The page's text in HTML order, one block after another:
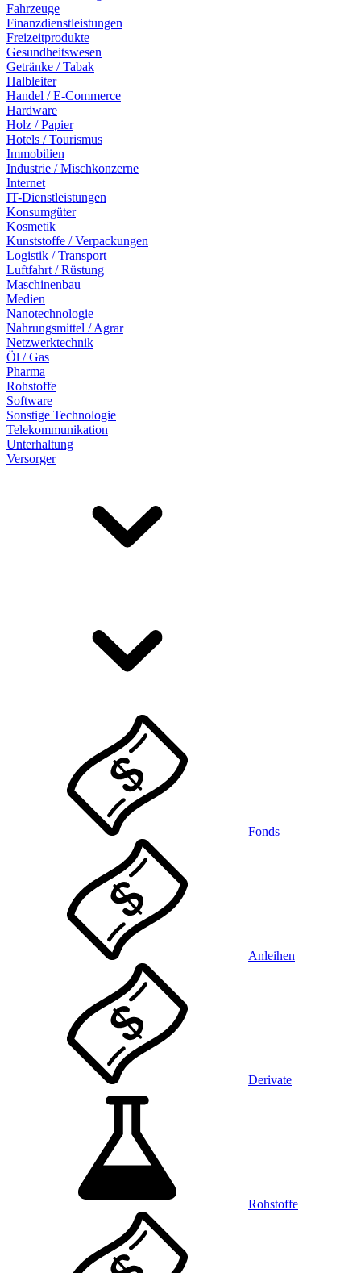
Fahrzeuge
Finanzdienstleistungen
Freizeitprodukte
Gesundheitswesen
Getränke / Tabak
Halbleiter
Handel / E-Commerce
Hardware
Holz / Papier
Hotels / Tourismus
Immobilien
Industrie / Mischkonzerne
Internet
IT-Dienstleistungen
Konsumgüter
Kosmetik
Kunststoffe / Verpackungen
Logistik / Transport
Luftfahrt / Rüstung
Maschinenbau
Medien
Nanotechnologie
Nahrungsmittel / Agrar
Netzwerktechnik
Öl / Gas
Pharma
Rohstoffe
Software
Sonstige Technologie
Telekommunikation
Unterhaltung
Versorger
Fonds
Anleihen
Derivate
Rohstoffe